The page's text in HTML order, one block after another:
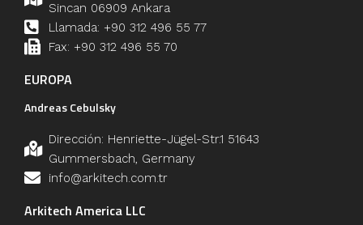
Sincan 06909 Ankara
Llamada: +90 312 496 55 77
Fax: +90 312 496 55 70
EUROPA
Andreas Cebulsky
Dirección: Henriette-Jügel-Str.1 51643
Gummersbach, Germany
info@arkitech.com.tr
Arkitech America LLC